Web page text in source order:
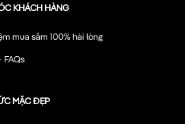
KHÁCH HÀNG
mua sắm 100% hài lòng
FAQs
MẶC ĐẸP